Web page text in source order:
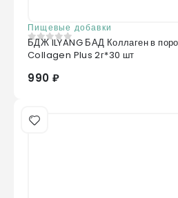
Пищевые добавки
0из 5
БДЖ ILYANG БАД Коллаген в
Collagen Plus 2г*30 шт
990 ₽